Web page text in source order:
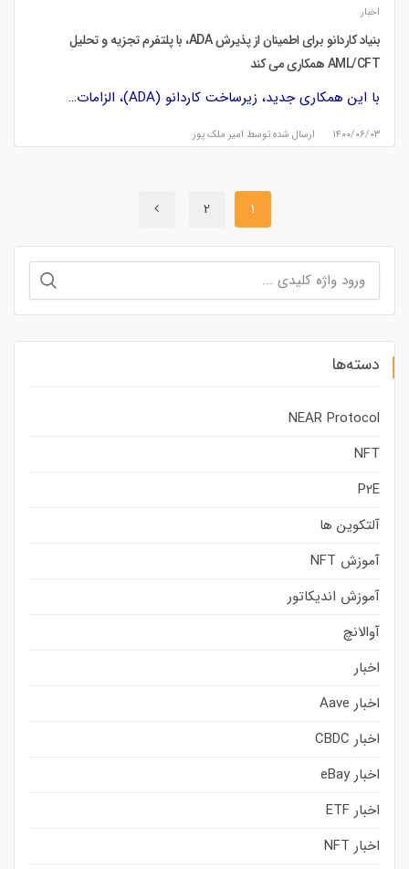
اخبار
بنیاد کاردانو برای اطمینان از پذیرش ADA، با پلتفرم تجزیه و تحلیل
AML/CFT همکاری می کند
با این همکاری جدید، زیرساخت کاردانو (ADA)، الزامات…
۱۴۰۰/۰۶/۰۳ ارسال شده توسط امیر ملک پور
1
2
برای:
دسته‌ها
NEAR Protocol
NFT
P2E
آلتکوین ها
آموزش NFT
آموزش اندیکاتور
آوالانچ
اخبار
اخبار Aave
اخبار CBDC
اخبار eBay
اخبار ETF
اخبار NFT